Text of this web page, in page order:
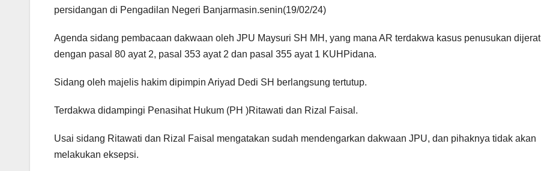
persidangan di Pengadilan Negeri Banjarmasin.senin(19/02/24)
Agenda sidang pembacaan dakwaan oleh JPU Maysuri SH MH, yang mana AR terdakwa kasus penusukan dijerat
dengan pasal 80 ayat 2, pasal 353 ayat 2 dan pasal 355 ayat 1 KUHPidana.
Sidang oleh majelis hakim dipimpin Ariyad Dedi SH berlangsung tertutup.
Terdakwa didampingi Penasihat Hukum (PH )Ritawati dan Rizal Faisal.
Usai sidang Ritawati dan Rizal Faisal mengatakan sudah mendengarkan dakwaan JPU, dan pihaknya tidak akan
melakukan eksepsi.